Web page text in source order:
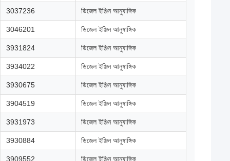
3037236 ডিজেল ইঞ্জিন আনুষাঙ্গিক
3046201 ডিজেল ইঞ্জিন আনুষাঙ্গিক
3931824 ডিজেল ইঞ্জিন আনুষাঙ্গিক
3934022 ডিজেল ইঞ্জিন আনুষাঙ্গিক
3930675 ডিজেল ইঞ্জিন আনুষাঙ্গিক
3904519 ডিজেল ইঞ্জিন আনুষাঙ্গিক
3931973 ডিজেল ইঞ্জিন আনুষাঙ্গিক
3930884 ডিজেল ইঞ্জিন আনুষাঙ্গিক
3909552 ডিজেল ইঞ্জিন আনুষাঙ্গিক